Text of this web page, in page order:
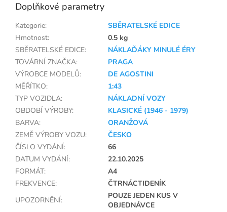
Doplňkové parametry
Kategorie:
SBĚRATELSKÉ EDICE
Hmotnost:
0.5 kg
SBĚRATELSKÉ EDICE:
NÁKLAĎÁKY MINULÉ ÉRY
TOVÁRNÍ ZNAČKA:
PRAGA
VÝROBCE MODELŮ:
DE AGOSTINI
MĚŘÍTKO:
1:43
TYP VOZIDLA:
NÁKLADNÍ VOZY
OBDOBÍ VÝROBY:
KLASICKÉ (1946 - 1979)
BARVA:
ORANŽOVÁ
ZEMĚ VÝROBY VOZU:
ČESKO
ČÍSLO VYDÁNÍ:
66
DATUM VYDÁNÍ:
22.10.2025
FORMÁT:
A4
FREKVENCE:
ČTRNÁCTIDENÍK
UPOZORNĚNÍ:
POUZE JEDEN KUS V
OBJEDNÁVCE